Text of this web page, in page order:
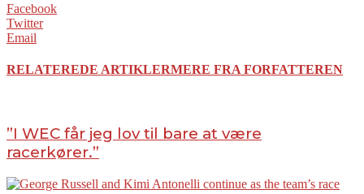
Facebook
Twitter
Email
RELATEREDE ARTIKLERMERE FRA FORFATTEREN
”I WEC får jeg lov til bare at være
racerkører.”